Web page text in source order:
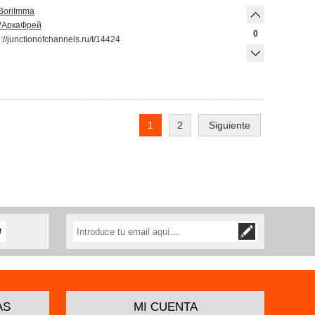
Bori Imma
АркаФрей
junctionofchannels.ru/t/14424
0
1 2 Siguiente
MI CUENTA